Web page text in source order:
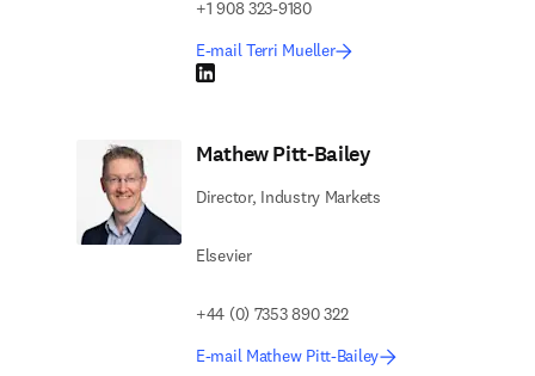
+1 908 323-9180
E-mail Terri Mueller
LinkedIn S’ouvre dans une nouvelle fenêtre
Mathew Pitt-Bailey
Director, Industry Markets
Elsevier
+44 (0) 7353 890 322
E-mail Mathew Pitt-Bailey